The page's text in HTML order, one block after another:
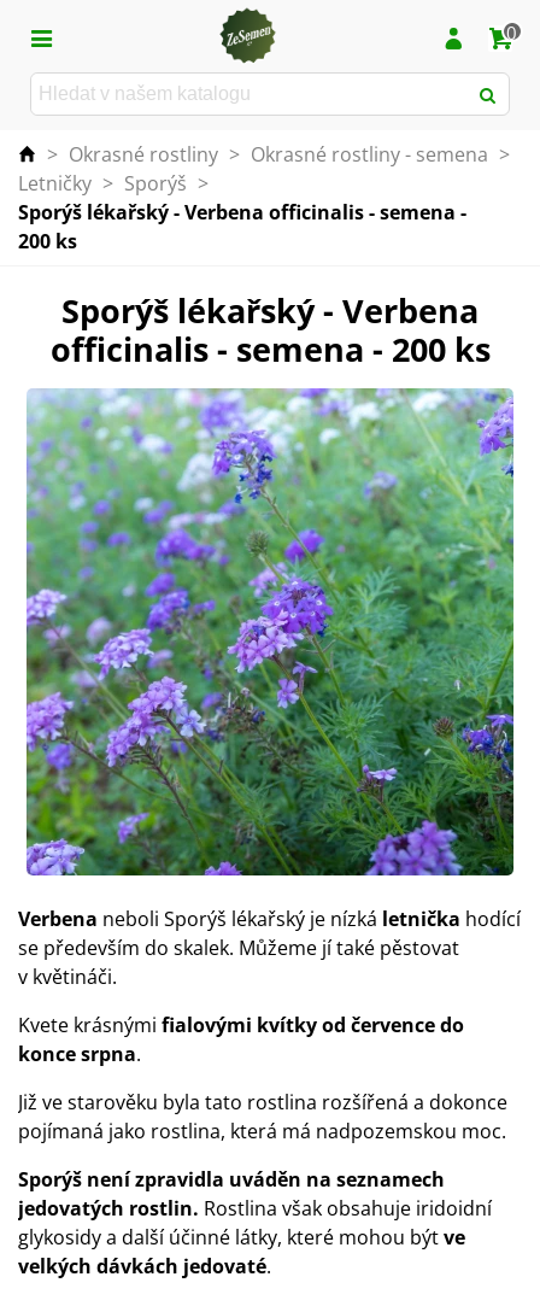
0
> Okrasné rostliny > Okrasné rostliny - semena >
Letničky > Sporýš >
Sporýš lékařský - Verbena officinalis - semena -
200 ks
Sporýš lékařský - Verbena
officinalis - semena - 200 ks
Verbena neboli Sporýš lékařský je nízká letnička hodící
se především do skalek. Můžeme jí také pěstovat
v květináči.
Kvete krásnými fialovými kvítky od července do
konce srpna.
Již ve starověku byla tato rostlina rozšířená a dokonce
pojímaná jako rostlina, která má nadpozemskou moc.
Sporýš není zpravidla uváděn na seznamech
jedovatých rostlin. Rostlina však obsahuje iridoidní
glykosidy a další účinné látky, které mohou býtve
velkých dávkách jedovaté.